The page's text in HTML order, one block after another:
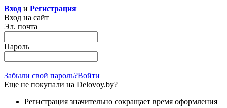
Вход и Регистрация
Вход на сайт
Эл. почта
Пароль
Забыли свой пароль?Войти
Еще не покупали на Delovoy.by?
Регистрация значительно сокращает время оформления